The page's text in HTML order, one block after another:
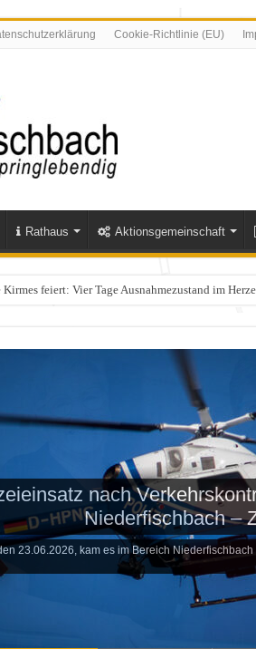
Cookie-Richtlinie (EU)
Rathaus Aktionsgemeinschaft
Kirmes feiert: Vier Tage Ausnahmezustand im
Verkehrskontrolle im Bereich Niederfischbach
KonzeptVital: Ein
und Bewegung in
Jahren begleitet KonzeptVital Menschen auf